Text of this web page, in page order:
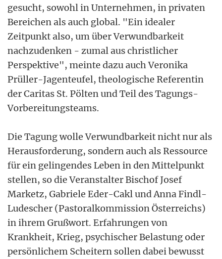
gesucht, sowohl in Unternehmen, in privaten
Bereichen als auch global. "Ein idealer
Zeitpunkt also, um über Verwundbarkeit
nachzudenken - zumal aus christlicher
Perspektive", meinte dazu auch Veronika
Prüller-Jagenteufel, theologische Referentin
der Caritas St. Pölten und Teil des Tagungs-
Vorbereitungsteams.
Die Tagung wolle Verwundbarkeit nicht nur als
Herausforderung, sondern auch als Ressource
für ein gelingendes Leben in den Mittelpunkt
stellen, so die Veranstalter Bischof Josef
Marketz, Gabriele Eder-Cakl und Anna Findl-
Ludescher (Pastoralkommission Österreichs)
in ihrem Grußwort. Erfahrungen von
Krankheit, Krieg, psychischer Belastung oder
persönlichem Scheitern sollen dabei bewusst